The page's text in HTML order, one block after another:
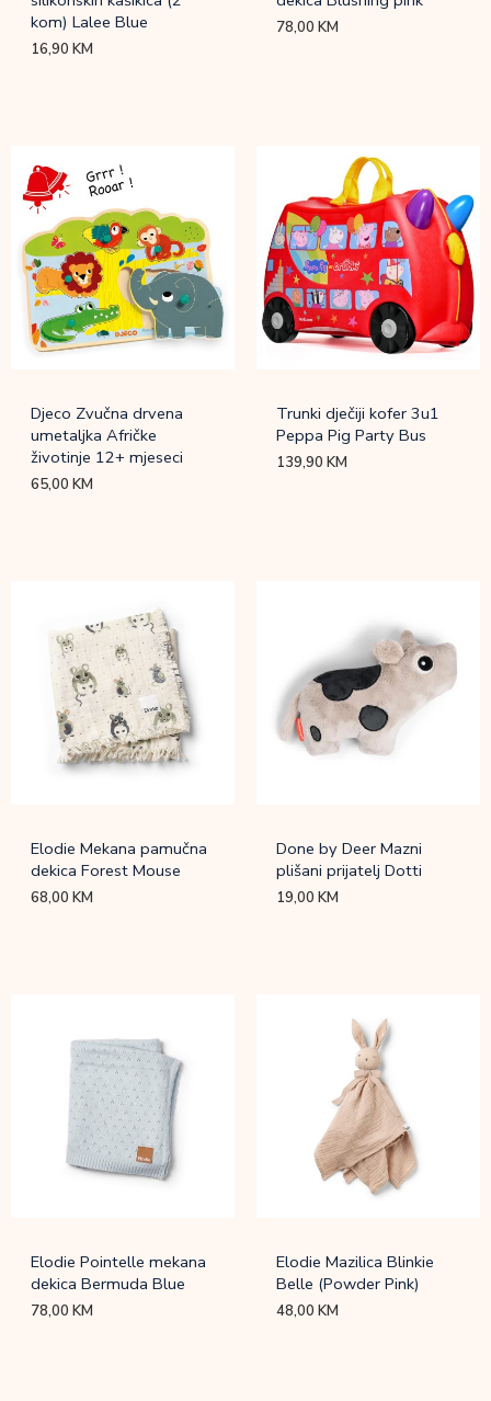
kom) Lalee Blue
16,90KM
78,00KM
Djeco Zvučna drvena
umetaljka Afričke
životinje 12+ mjeseci
65,00KM
Trunki dječiji kofer 3u1
Peppa Pig Party Bus
139,90KM
Elodie Mekana pamučna
dekica Forest Mouse
68,00KM
Done by Deer Mazni
plišani prijatelj Dotti
19,00KM
Elodie Pointelle mekana
dekica Bermuda Blue
78,00KM
Elodie Mazilica Blinkie
Belle (Powder Pink)
48,00KM